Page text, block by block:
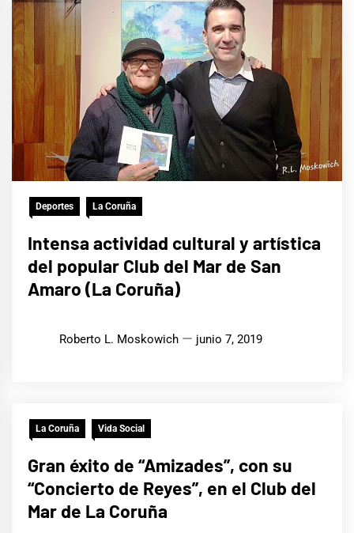
Deportes La Coruña
Intensa actividad cultural y artística
del popular Club del Mar de San
Amaro (La Coruña)
Roberto L. Moskowich junio 7, 2019
La Coruña Vida Social
Gran éxito de “Amizades”, con su
“Concierto de Reyes”, en el Club del
Mar de La Coruña